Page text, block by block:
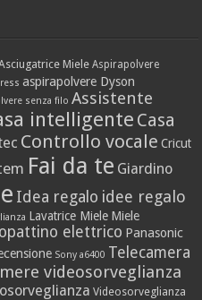
Miele Aspirapolvere
aspirapolvere Dyson
senza filo Assistente
intelligente Casa
Controllo vocale Cricut
Fai da te Giardino
Idea regalo idee regalo
Lavatrice Miele Miele
elettrico Panasonic
Sony a6400 Telecamera
videosorveglianza
Videosorveglianza